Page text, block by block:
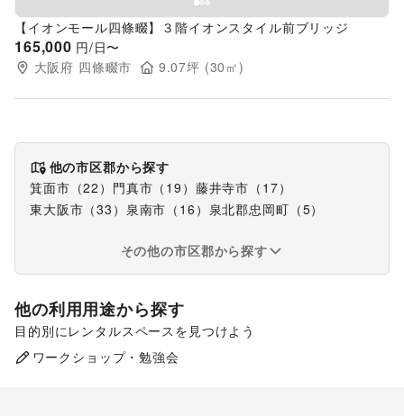
【イオンモール四條畷】３階イオンスタイル前ブリッジ
165,000 円/日〜
大阪府 四條畷市 9.07坪 (30 ㎡)
他の市区郡から探す
箕面市 （22 ） 門真市 （ 19 ） 藤井寺市 （ 17）
東大阪市 （33 ） 泉南市 （ 16 ） 泉北郡忠岡町 （5）
その他の市区郡から探す
他の利用用途から探す
目的別にレンタルスペースを見つけよう
食品販売
販促イベント
ワークショップ・勉強会